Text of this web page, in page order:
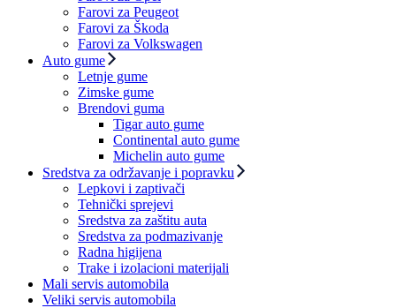
Farovi za Peugeot
Farovi za Škoda
Farovi za Volkswagen
Auto gume
Letnje gume
Zimske gume
Brendovi guma
Tigar auto gume
Continental auto gume
Michelin auto gume
Sredstva za održavanje i popravku
Lepkovi i zaptivači
Tehnički sprejevi
Sredstva za zaštitu auta
Sredstva za podmazivanje
Radna higijena
Trake i izolacioni materijali
Mali servis automobila
Veliki servis automobila